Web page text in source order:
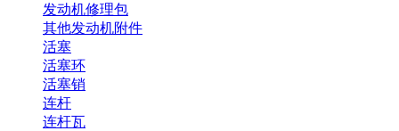
发动机修理包
其他发动机附件
活塞
活塞环
活塞销
连杆
连杆瓦